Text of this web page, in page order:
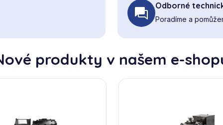
Odborné
Poradíme a
produkty v našem e-